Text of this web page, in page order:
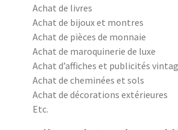
Achat de livres
Achat de bijoux et montres
Achat de pièces de monnaie
Achat de maroquinerie de luxe
Achat d’affiches et publicités
Achat de cheminées et sols
Achat de décorations extérieures
Etc.